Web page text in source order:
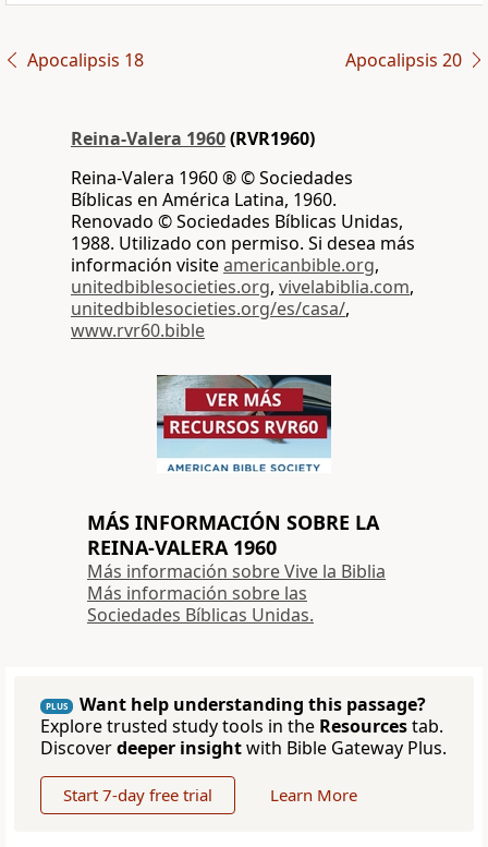
Apocalipsis 18 Apocalipsis 20
Reina-Valera 1960(RVR1960)
Reina-Valera 1960 ® © Sociedades
Bíblicas en América Latina, 1960.
Renovado © Sociedades Bíblicas Unidas,
1988. Utilizado con permiso. Si desea más
información visiteamericanbible.org,
unitedbiblesocieties.org, vivelabiblia.com,
unitedbiblesocieties.org/es/casa/,
www.rvr60.bible
MÁS INFORMACIÓN SOBRE LA
REINA-VALERA 1960
Más información sobre Vive la Biblia
Más información sobre las
Sociedades Bíblicas Unidas.
PLUS
Want help understanding this passage?
Explore trusted study tools in the Resourcestab.
Discoverdeeper insightwith Bible Gateway Plus.
Start 7-day free trial Learn More